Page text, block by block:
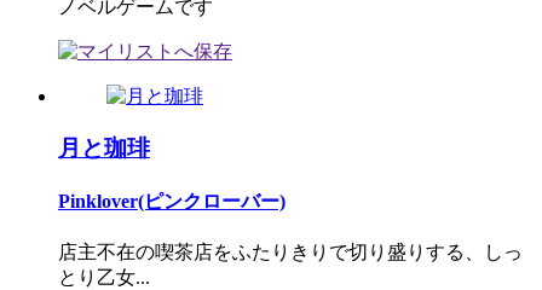
ノベルゲームです
月と珈琲
Pinklover(ピンクローバー)
店主不在の喫茶店をふたりきりで切り盛りする、しっ
とり乙女...